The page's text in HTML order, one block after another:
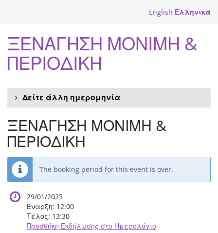
English Ελληνικά
ΞΕΝΑΓΗΣΗ ΜΟΝΙΜΗ &
ΠΕΡΙΟΔΙΚΗ
Δείτε άλλη ημερομηνία
ΞΕΝΑΓΗΣΗ ΜΟΝΙΜΗ &
ΠΕΡΙΟΔΙΚΗ
The booking period for this event is over.
29/01/2025
Έναρξη: 12:00
Τέλος: 13:30
Προσθήκη Εκδήλωσης στο Ημερολόγιο